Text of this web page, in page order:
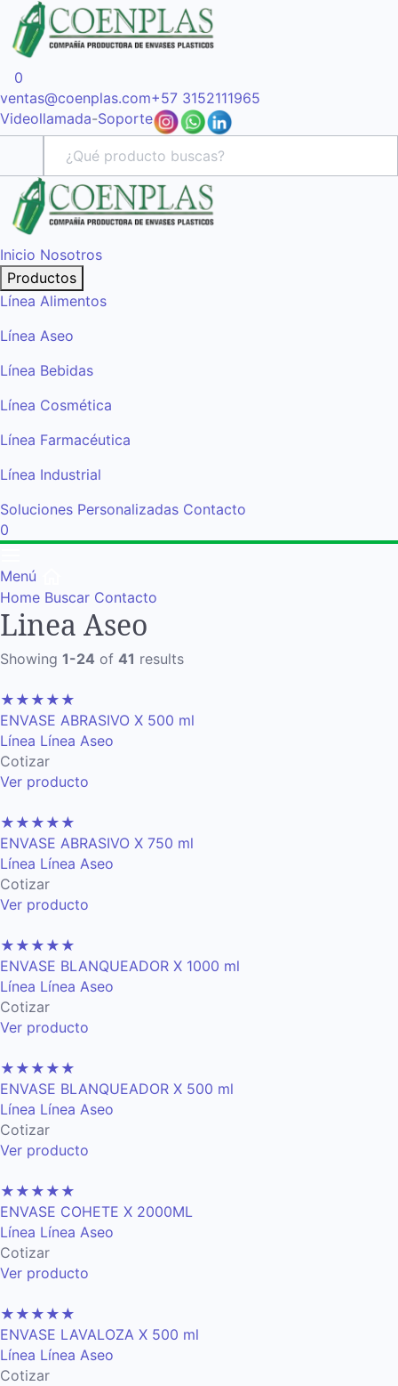
0
ventas@coenplas.com+57 3152111965
Videollamada-Soporte
Inicio Nosotros
Productos
Línea Alimentos
Línea Aseo
Línea Bebidas
Línea Cosmética
Línea Farmacéutica
Línea Industrial
Soluciones Personalizadas Contacto
0
Menú
Home Buscar Contacto
Linea Aseo
Showing 1-24 of 41 results
★ ★ ★ ★ ★
ENVASE ABRASIVO X 500 ml
Línea Línea Aseo
Cotizar
Ver producto
★ ★ ★ ★ ★
ENVASE ABRASIVO X 750 ml
Línea Línea Aseo
Cotizar
Ver producto
★ ★ ★ ★ ★
ENVASE BLANQUEADOR X 1000 ml
Línea Línea Aseo
Cotizar
Ver producto
★ ★ ★ ★ ★
ENVASE BLANQUEADOR X 500 ml
Línea Línea Aseo
Cotizar
Ver producto
★ ★ ★ ★ ★
ENVASE COHETE X 2000ML
Línea Línea Aseo
Cotizar
Ver producto
★ ★ ★ ★ ★
ENVASE LAVALOZA X 500 ml
Línea Línea Aseo
Cotizar